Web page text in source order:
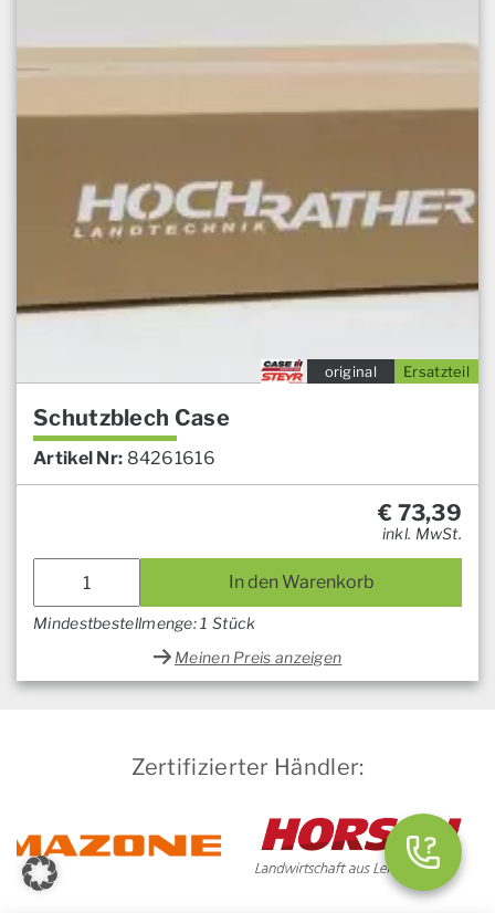
Ersatzteil
original
Schutzblech Case
Artikel Nr: 84261616
€ 73,39
inkl. MwSt.
In den Warenkorb
Mindestbestellmenge: 1 Stück
Meinen Preis anzeigen
Zertifizierter Händler: